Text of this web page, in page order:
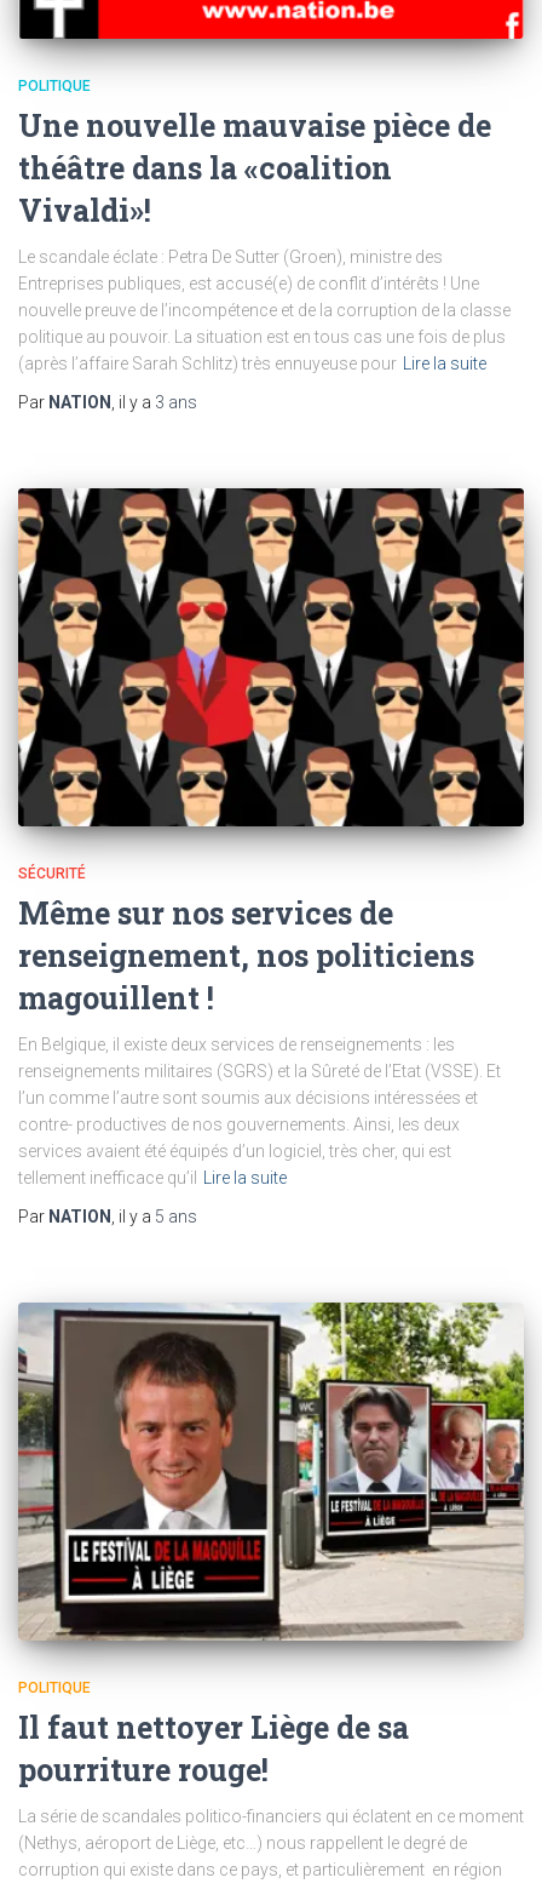
POLITIQUE
Une nouvelle mauvaise pièce de
théâtre dans la «coalition
Vivaldi»!
Le scandale éclate : Petra De Sutter (Groen), ministre des
Entreprises publiques, est accusé(e) de conflit d’intérêts ! Une
nouvelle preuve de l’incompétence et de la corruption de la classe
politique au pouvoir. La situation est en tous cas une fois de plus
(après l’affaire Sarah Schlitz) très ennuyeuse pour Lire la suite
Par NATION , il y a 3 ans
SÉCURITÉ
Même sur nos services de
renseignement, nos politiciens
magouillent !
En Belgique, il existe deux services de renseignements : les
renseignements militaires (SGRS) et la Sûreté de l’Etat (VSSE). Et
l’un comme l’autre sont soumis aux décisions intéressées et
contre- productives de nos gouvernements. Ainsi, les deux
services avaient été équipés d’un logiciel, très cher, qui est
tellement inefficace qu’il
Lire la suite
Par NATION , il y a 5 ans
POLITIQUE
Il faut nettoyer Liège de sa
pourriture rouge!
La série de scandales politico-financiers qui éclatent en ce moment
(Nethys, aéroport de Liège, etc…) nous rappellent le degré de
corruption qui existe dans ce pays, et particulièrement en région